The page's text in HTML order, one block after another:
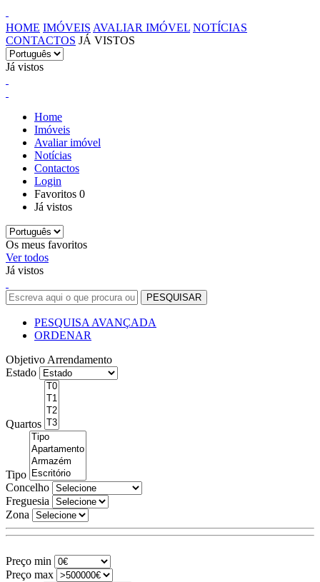
HOME IMÓVEIS AVALIAR IMÓVEL NOTÍCIAS
CONTACTOS JÁ VISTOS
Já vistos
Home
Imóveis
Avaliar imóvel
Notícias
Contactos
Login
Favoritos 0
Já vistos
Os meus favoritos
Ver todos
Já vistos
PESQUISA AVANÇADA
ORDENAR
Objetivo Arrendamento
Estado
Quartos
Tipo
Concelho
Freguesia
Zona
Preço min
Preço max